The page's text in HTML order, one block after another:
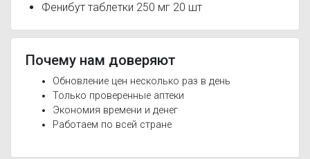
Фенибут таблетки 250 мг 20 шт
Почему нам доверяют
Обновление цен несколько раз в день
Только проверенные аптеки
Экономия времени и денег
Работаем по всей стране